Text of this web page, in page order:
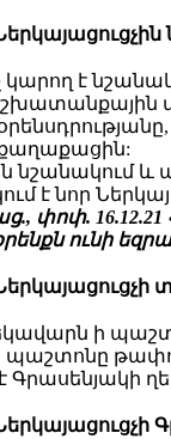
կարող է
նշանակում
է նոր
փոփ. 16.12.21
ունի
ի
պաշտոնը
Գրասենյակի